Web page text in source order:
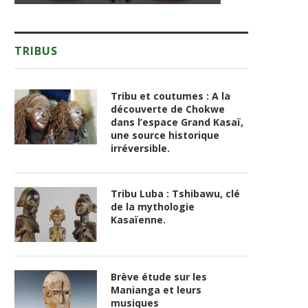
TRIBUS
Tribu et coutumes : A la
découverte de Chokwe
dans l’espace Grand Kasaï,
une source historique
irréversible.
Tribu Luba : Tshibawu, clé
de la mythologie
Kasaïenne.
Brève étude sur les
Manianga et leurs
musiques